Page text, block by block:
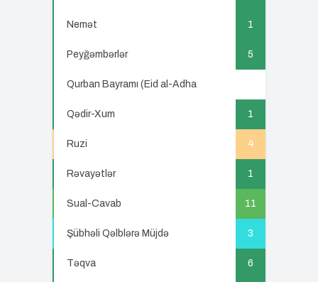
Nemət 1
Peyğəmbərlər 5
Qurban Bayramı (Eid al-Adha
Qədir-Xum 1
Ruzi 4
Rəvayətlər 1
Sual-Cavab 11
Şübhəli Qəlblərə Müjdə 3
Təqva 6